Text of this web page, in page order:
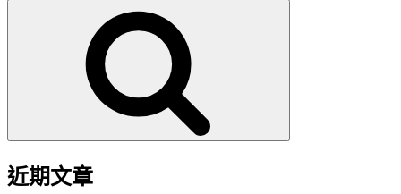
近期文章